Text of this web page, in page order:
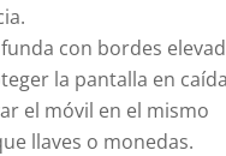
con bordes
la pantalla en
el móvil en el mismo
llaves o monedas.